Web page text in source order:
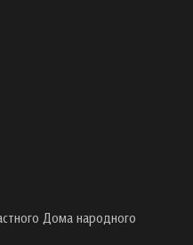
Дома народного